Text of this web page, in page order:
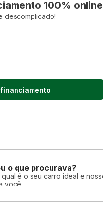
100% online
descomplicado!
o que procurava?
é o seu carro ideal e
você.